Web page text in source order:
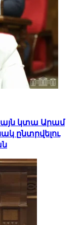
կտա Արամ
ընտրվելու